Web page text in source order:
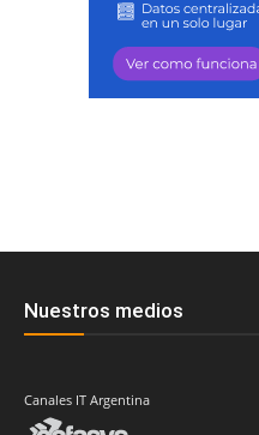
Nuestros medios
Canales IT Argentina